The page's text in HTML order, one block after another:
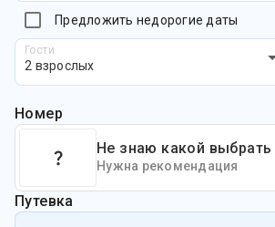
Предложить недорогие даты
Гости
2 взрослых
Номер
Не знаю какой выбрать
Нужна рекомендация
Путевка